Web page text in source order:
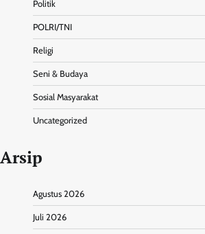
Politik
POLRI/TNI
Religi
Seni & Budaya
Sosial Masyarakat
Uncategorized
Arsip
Agustus 2026
Juli 2026